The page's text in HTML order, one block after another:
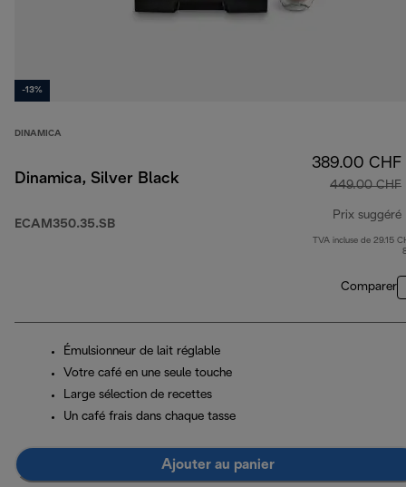
-13%
DINAMICA
Dinamica, Silver Black
ECAM350.35.SB
389.00 CHF
449.00 CHF
Prix suggéré
TVA incluse de 29.15
Comparer
Émulsionneur de lait réglable
Votre café en une seule touche
Large sélection de recettes
Un café frais dans chaque tasse
Ajouter au panier